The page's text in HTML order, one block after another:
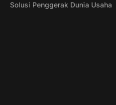
Solusi Penggerak Dunia Usaha